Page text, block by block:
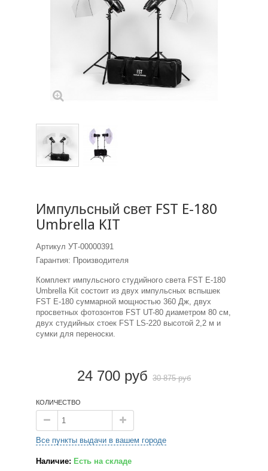
Импульсный свет FST E-180
Umbrella KIT
Артикул УТ-00000391
Гарантия: Производителя
Комплект импульсного студийного света FST E-180
Umbrella Kit состоит из двух импульсных вспышек
FST E-180 суммарной мощностью 360 Дж, двух
просветных фотозонтов FST UT-80 диаметром 80 см,
двух студийных стоек FST LS-220 высотой 2,2 м и
сумки для переноски.
24 700 руб 30 875 руб
КОЛИЧЕСТВО
Все пункты выдачи в вашем городе
Наличие: Есть на складе